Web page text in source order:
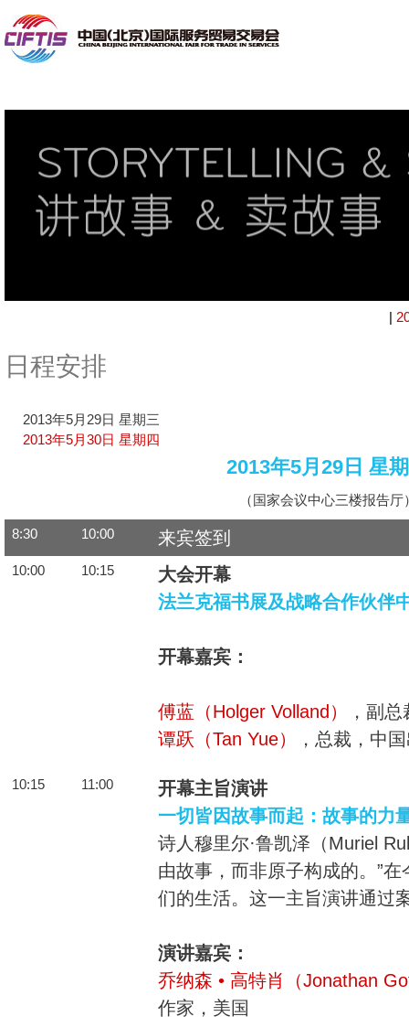
|
日程安排
2013年5月29日 星期三
2013年5月30日 星期四
2013年5月29日 星
（国家会议中心三楼报告厅
8:30 10:00 来宾签到
10:00 10:15
大会开幕
法兰克福书展及战略合作伙伴
开幕嘉宾：
傅蓝（Holger Volland）
，副
谭跃（Tan Yue）
，总裁，中
10:15 11:00
开幕主旨演讲
一切皆因故事而起：故事的力
诗人穆里尔·鲁凯泽（Muriel
由故事，而非原子构成的。”
们的生活。这一主旨演讲通过
演讲嘉宾：
乔纳森 • 高特肖（Jonathan
作家，美国